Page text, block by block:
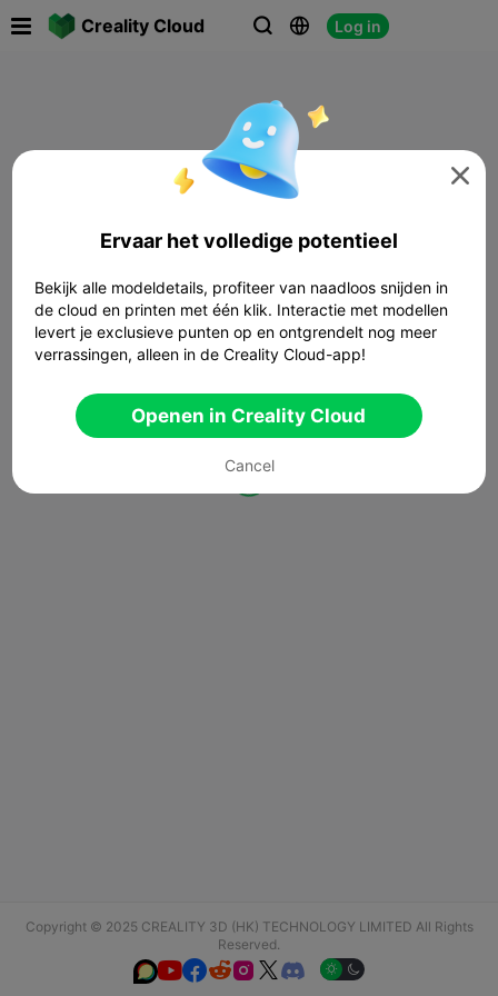
Creality Cloud   Log in
Copyright © 2025 CREALITY 3D (HK) TECHNOLOGY LIMITED All Rights
Reserved.
  

Ervaar het volledige potentieel
Bekijk alle modeldetails, profiteer van naadloos snijden in
de cloud en printen met één klik. Interactie met modellen
levert je exclusieve punten op en ontgrendelt nog meer
verrassingen, alleen in de Creality Cloud-app!
Openen in Creality Cloud
Cancel